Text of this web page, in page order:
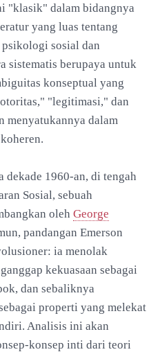
"klasik" dalam bidangnya
yang luas tentang
sosial dan
sistematis berupaya untuk
konseptual yang
"legitimasi," dan
menyatukannya dalam
dekade 1960-an, di tengah
Sosial, sebuah
oleh George
pandangan Emerson
ia menolak
kekuasaan sebagai
dan sebaliknya
properti yang melekat
Analisis ini akan
konsep inti dari teori